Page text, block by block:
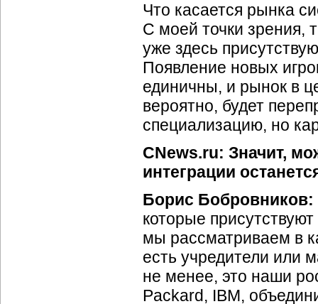
Что касается рынка
С моей точки зрения,
уже здесь
Появление новых
единичны, и рынок в
вероятно, будет
специализацию, но
CNews.ru: Значит,
интеграции
Борис Бобровников:
которые
мы рассматриваем в
есть учредители или
не менее, это наши
Packard, IBM,